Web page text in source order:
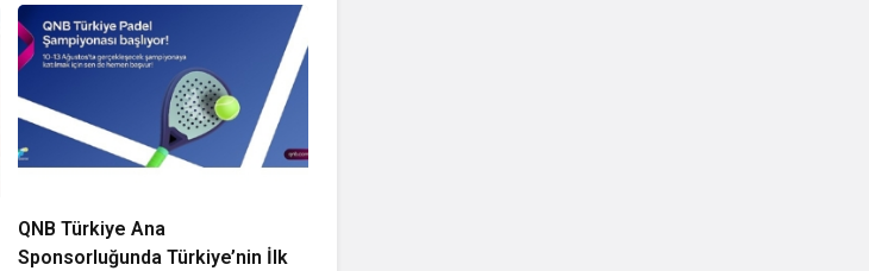
QNB Türkiye Ana
Sponsorluğunda Türkiye’nin İlk